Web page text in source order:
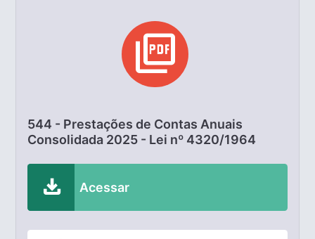
picture_as_pdf
544 - Prestações de Contas Anuais
Consolidada 2025 - Lei nº 4320/1964
download Acessar